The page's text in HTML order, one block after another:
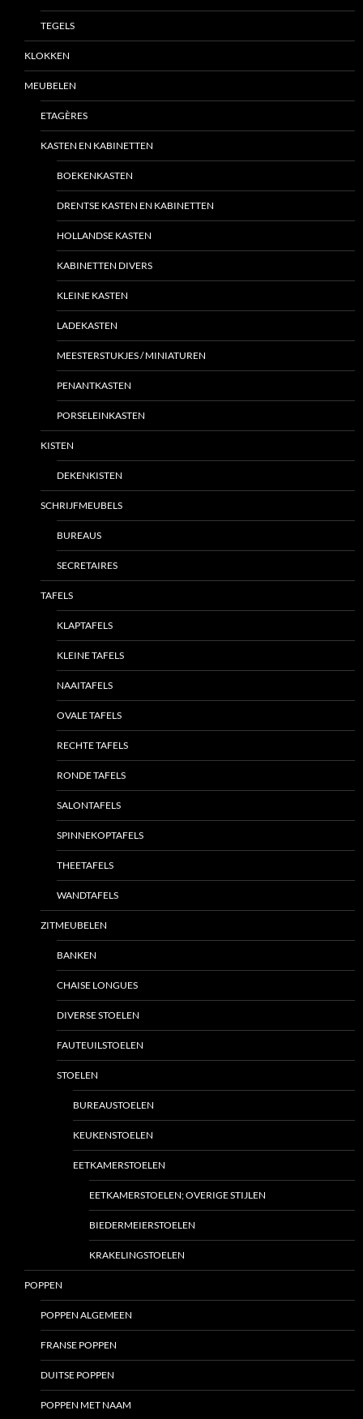
TEGELS
KLOKKEN
MEUBELEN
ETAGÈRES
KASTEN EN KABINETTEN
BOEKENKASTEN
DRENTSE KASTEN EN KABINETTEN
HOLLANDSE KASTEN
KABINETTEN DIVERS
KLEINE KASTEN
LADEKASTEN
MEESTERSTUKJES / MINIATUREN
PENANTKASTEN
PORSELEINKASTEN
KISTEN
DEKENKISTEN
SCHRIJFMEUBELS
BUREAUS
SECRETAIRES
TAFELS
KLAPTAFELS
KLEINE TAFELS
NAAITAFELS
OVALE TAFELS
RECHTE TAFELS
RONDE TAFELS
SALONTAFELS
SPINNEKOPTAFELS
THEETAFELS
WANDTAFELS
ZITMEUBELEN
BANKEN
CHAISE LONGUES
DIVERSE STOELEN
FAUTEUILSTOELEN
STOELEN
BUREAUSTOELEN
KEUKENSTOELEN
EETKAMERSTOELEN
EETKAMERSTOELEN; OVERIGE STIJLEN
BIEDERMEIERSTOELEN
KRAKELINGSTOELEN
POPPEN
POPPEN ALGEMEEN
FRANSE POPPEN
DUITSE POPPEN
POPPEN MET NAAM